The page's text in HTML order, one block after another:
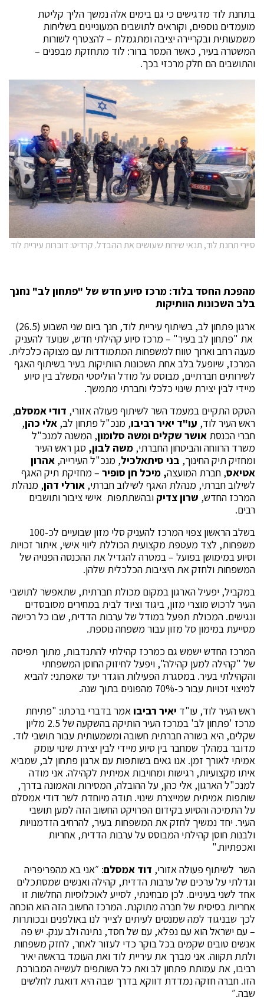
בתחנת לוד מדגישים כי גם בימים אלה נמשך הליך קליטת
מועמדים נוספים, וקוראים לתושבים המעוניינים בשליחות
משמעותית ובקריירה יציבה ומתגמלת – להצטרף לשורות
המשטרה בעיר, כאשר המסר ברור: לוד מתחזקת מבפנים –
והתושבים הם חלק מרכזי בכך.
סיירי תחנת לוד, תנאי שירות שעושים את ההבדל. קרדיט: דוברות עיריית לוד
מהפכת החסד בלוד: מרכז סיוע חדש של "פתחון לב" נחנך
בלב השכונות הוותיקות
ארגון פתחון לב, בשיתוף עיריית לוד, חנך ביום שני השבוע (26.5)
את "פתחון לב בעיר" – מרכז סיוע קהילתי חדש, שנועד להעניק
מענה רחב וארוך טווח למשפחות המתמודדות עם מצוקה כלכלית.
המרכז, שיופעל בלב אחת השכונות הוותיקות בעיר בשיתוף האגף
לשירותים חברתיים, מבוסס על מודל הוליסטי המשלב בין סיוע
מיידי לבין יצירת שינוי כלכלי וחברתי מתמשך.
הטקס התקיים במעמד השר לשיתוף פעולה אזורי, דודי אמסלם,
ראש העיר לוד, עו"ד יאיר רביבו, מנכ"ל פתחון לב, אלי כהן,
חברי הכנסת אושר שקלים ומשה סלומון, המשנה למנכ"ל
משרד הרווחה והביטחון החברתי, משה לבון, סגן ראש העיר
ומחזיק תיק החינוך, בני סיתאלכיל, מנכ"ל העירייה, אהרון
אטיאס, חברת המועצה, מיכל חן סופיר – מחזיקת תיק האגף
לשילוב חברתי, מנהלת האגף לשילוב חברתי, אורלי דהן, מנהלת
המרכז החדש, שרון צדיק ובהשתתפות אישי ציבור ותושבים
רבים.
בשלב הראשון צפוי המרכז להעניק סלי מזון שבועיים לכ-100
משפחות, לצד מעטפת מקצועית הכוללת ליווי אישי, איתור זכויות
וסיוע במימושן בפועל – במטרה להגדיל את ההכנסה הפנויה של
המשפחות ולחזק את היציבות הכלכלית שלהן.
במקביל, יפעיל הארגון במקום מכולת חברתית, שתאפשר לתושבי
העיר לרכוש מוצרי מזון, ביגוד וציוד לבית במחירים מסובסדים
ונגישים. המכולת תפעל במודל של ערבות הדדית, שבו כל רכישה
מסייעת במימון סל מזון עבור משפחה נוספת.
המרכז החדש ישמש גם כמרכז קהילתי להתנדבות, מתוך תפיסה
של "קהילה למען קהילה", ויפעל לחיזוק החוסן המשפחתי
והקהילתי בעיר. במסגרת הפעילות הוגדר יעד שאפתני: להביא
למיצוי זכויות עבור כ-70% מהפונים בתוך שנה.
ראש העיר לוד, עו"ד יאיר רביבואמר בדברי ברכתו: "פתיחת
מרכז 'פתחון לב' במרכז העיר הותיקה בהשקעה של 2.5 מליון
שקלים, היא בשורה חברתית חשובה ומשמעותית עבור תושבי לוד.
מדובר במהלך שמחבר בין סיוע מיידי לבין יצירת שינוי עומק
אמיתי לאורך זמן. אנו גאים בשותפות עם ארגון פתחון לב, שמביא
איתו מקצועיות, רגישות ומחויבות אמיתית לקהילה. אני מודה
למנכ"ל הארגון, אלי כהן, על ההובלה, המסירות והאמונה בדרך,
שותפות אמיתית שמייצרת שינוי. תודה מיוחדת לשר דודי אמסלם
על התמיכה והסיוע בקידום הפרויקט החשוב הזה למען תושבי
העיר. יחד נמשיך לחזק את המשפחות בעיר, להרחיב הזדמנויות
ולבנות חוסן קהילתי המבוסס על ערבות הדדית, אחריות
ואכפתיות."
השר לשיתוף פעולה אזורי, דוד אמסלם: ״אני בא מהפריפריה
וגדלתי על ערכים של ערבות הדדית, קהילה ואנשים שמסתכלים
אחד לשני בעיניים. לכן מבחינתי, לסייע לאוכלוסיות החלשות זו
אחריות בסיסית של חברה מתוקנת. המרכז החשוב הזה הוא הוכחה
לכך שבניגוד למה שמנסים לעיתים לצייר לנו באולפנים ובכותרות
– עם ישראל הוא עם נפלא, עם של חסד, נתינה ולב ענק. יש פה
אנשים טובים שקמים בכל בוקר כדי לעזור לאחר, לחזק משפחות
ולתת תקווה. אני מברך את עיריית לוד ואת העומד בראשה יאיר
רביבו, את עמותת פתחון לב ואת כל השותפים לעשייה המבורכת
הזו. חברה חזקה נמדדת דווקא בדרך שבה היא דואגת לחלשים
שבה.״